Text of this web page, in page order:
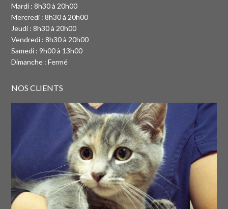
Mardi : 8h30 à 20h00
Mercredi : 8h30 à 20h00
Jeudi : 8h30 à 20h00
Vendredi : 8h30 à 20h00
Samedi : 9h00 à 13h00
Dimanche : Fermé
NOS CLIENTS